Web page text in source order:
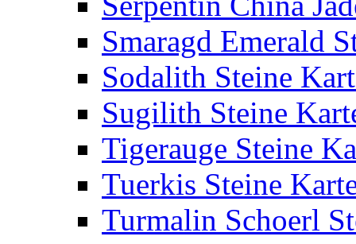
Smaragd Emerald
Sodalith Steine
Sugilith Steine
Tigerauge Steine
Tuerkis Steine
Turmalin Schoerl